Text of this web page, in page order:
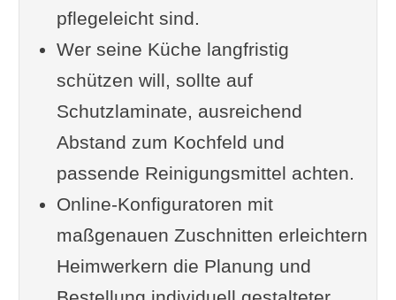
eine Küchenrückwand zum
Aufkleben
Reinigung und Vorbereitung
vor dem Verkleben
Schritt-für-Schritt-Montage: So
gelingt die Küchenmetamorphose
Planung, Aufmaß und
Zuschnitt
Verkleben ohne Blasen:
pflegeleicht sind.
Wer seine Küche langfristig
schützen will, sollte auf
Schutzlaminate, ausreichend
Abstand zum Kochfeld und
passende Reinigungsmittel achten.
Online-Konfiguratoren mit
maßgenauen Zuschnitten erleichtern
Heimwerkern die Planung und